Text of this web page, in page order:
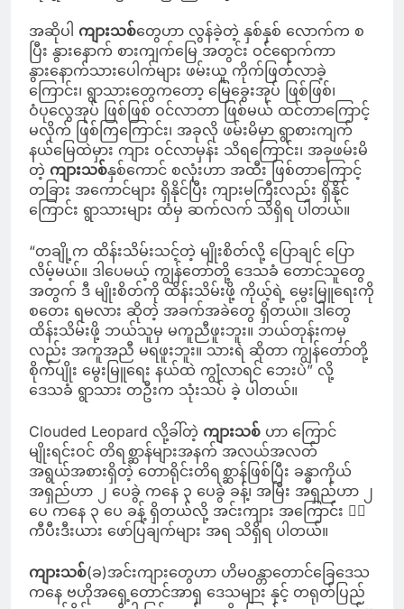
အဆိုပါ ကျားသစ်တွေဟာ လွန်ခဲ့တဲ့ နှစ်နှစ် လောက်က စ
ပြီး နွားနောက် စားကျက်မြေ အတွင်း ဝင်ရောက်ကာ
နွားနောက်သားပေါက်များ ဖမ်းယူ ကိုက်ဖြတ်လာခဲ့
ကြောင်း၊ ရွာသားတွေကတော့ မြေခွေးအုပ် ဖြစ်ဖြစ်၊
ဝံပုလွေအုပ် ဖြစ်ဖြစ် ဝင်လာတာ ဖြစ်မယ် ထင်တာကြောင့်
မလိုက် ဖြစ်ကြကြောင်း၊ အခုလို ဖမ်းမိမှာ ရွာစားကျက်
နယ်မြေထဲမှား ကျား ဝင်လာမှန်း သိရကြောင်း၊ အခုဖမ်းမိ
တဲ့ ကျားသစ်နှစ်ကောင် စလုံးဟာ အထီး ဖြစ်တာကြောင့်
တခြား အကောင်များ ရှိနိုင်ပြီး ကျားမကြီးလည်း ရှိနိုင်
ကြောင်း ရွာသားများ ထံမှ ဆက်လက် သိရှိရ ပါတယ်။
“တချို့က ထိန်းသိမ်းသင့်တဲ့ မျိုးစိတ်လို့ ပြောချင် ပြော
လိမ့်မယ်။ ဒါပေမယ့် ကျွန်တော်တို့ ဒေသခံ တောင်သူတွေ
အတွက် ဒီ မျိုးစိတ်ကို ထိန်းသိမ်းဖို့ ကိုယ့်ရဲ့ မွေးမြူရေးကို
စတေး ရမလား ဆိုတဲ့ အခက်အခဲတွေ ရှိတယ်။ ဒါတွေ
ထိန်းသိမ်းဖို့ ဘယ်သူမှ မကူညီဖူးဘူး။ ဘယ်တုန်းကမှ
လည်း အကူအညီ မရဖူးဘူး။ သားရဲ ဆိုတာ ကျွန်တော်တို့
စိုက်ပျိုး မွေးမြူရေး နယ်ထဲ ကျွံလာရင် ဘေးပဲ” လို့
ဒေသခံ ရွာသား တဦးက သုံးသပ် ခဲ့ ပါတယ်။
Clouded Leopard လို့ခါ်တဲ့ ကျားသစ် ဟာ ကြောင်
မျိုးရင်းဝင် တိရစ္ဆာန်များအနက် အလယ်အလတ်
အရွယ်အစားရှိတဲ့ တောရိုင်းတိရစ္ဆာန်ဖြစ်ပြီး ခန္ဓာကိုယ်
အရှည်ဟာ ၂ ပေခွဲ ကနေ ၃ ပေခွဲ ခန့်၊ အမြီး အရှည်ဟာ ၂
ပေ ကနေ ၃ ပေ ခန့် ရှိတယ်လို့ အင်းကျား အကြောင်း ၀ီ
ကီပီးဒီးယား ဖော်ပြချက်များ အရ သိရှိရ ပါတယ်။
ကျားသစ်(ခ)အင်းကျားတွေဟာ ဟိမဝန္တာတောင်ခြေဒေသ
ကနေ ဗဟိုအရှေ့တောင်အာရှ ဒေသများ နှင့် တရုတ်ပြည်